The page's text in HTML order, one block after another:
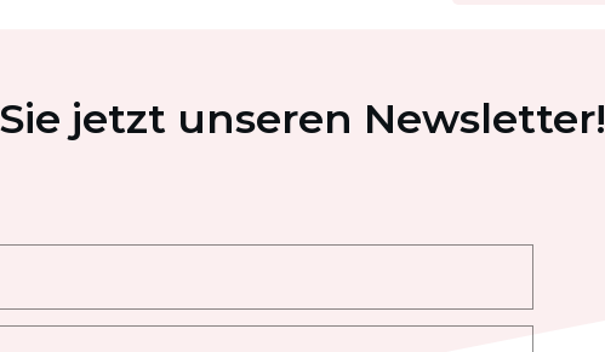
jetzt unseren Newsletter!